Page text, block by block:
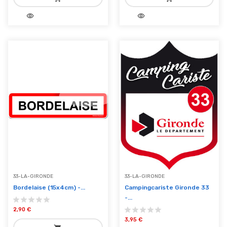
add_shopping_cartvisibility add_shopping_cartvisibility
33-LA-GIRONDE
Bordelaise (15x4cm) -...
2,90 €
33-LA-GIRONDE
Campingcariste Gironde 33
-...
3,95 €